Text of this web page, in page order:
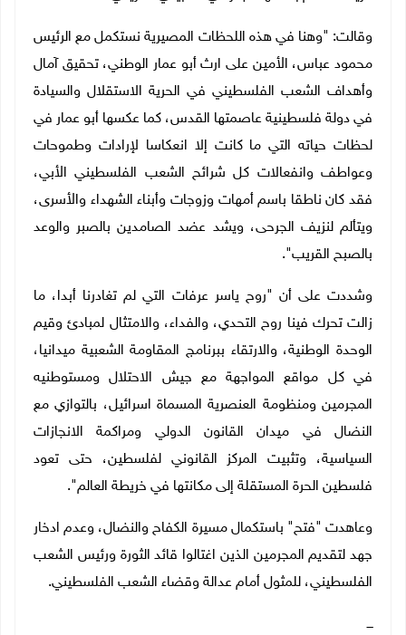
وقالت: "وهنا في هذه اللحظات المصيرية نستكمل مع الرئيس
محمود عباس، الأمين على ارث أبو عمار الوطني، تحقيق آمال
وأهداف الشعب الفلسطيني في الحرية الاستقلال والسيادة
في دولة فلسطينية عاصمتها القدس، كما عكسها أبو عمار في
لحظات حياته التي ما كانت إلا انعكاسا لإرادات وطموحات
وعواطف وانفعالات كل شرائح الشعب الفلسطيني الأبي،
فقد كان ناطقا باسم أمهات وزوجات وأبناء الشهداء والأسرى،
ويتألم لنزيف الجرحى، ويشد عضد الصامدين بالصبر والوعد
بالصبح القريب".
وشددت على أن "روح ياسر عرفات التي لم تغادرنا أبدا، ما
زالت تحرك فينا روح التحدي، والفداء، والامتثال لمبادئ وقيم
الوحدة الوطنية، والارتقاء ببرنامج المقاومة الشعبية ميدانيا،
في كل مواقع المواجهة مع جيش الاحتلال ومستوطنيه
المجرمين ومنظومة العنصرية المسماة اسرائيل، بالتوازي مع
النضال في ميدان القانون الدولي ومراكمة الانجازات
السياسية، وتثبيت المركز القانوني لفلسطين، حتى تعود
فلسطين الحرة المستقلة إلى مكانتها في خريطة العالم".
وعاهدت "فتح" باستكمال مسيرة الكفاح والنضال، وعدم ادخار
جهد لتقديم المجرمين الذين اغتالوا قائد الثورة ورئيس الشعب
الفلسطيني، للمثول أمام عدالة وقضاء الشعب الفلسطيني.
ـــ